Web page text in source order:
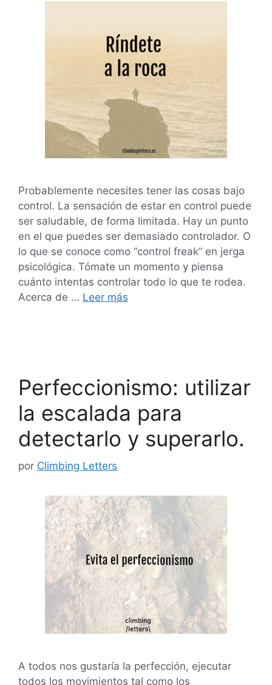
Probablemente necesites tener las cosas bajo
control. La sensación de estar en control puede
ser saludable, de forma limitada. Hay un punto
en el que puedes ser demasiado controlador. O
lo que se conoce como “control freak” en jerga
psicológica. Tómate un momento y piensa
cuánto intentas controlar todo lo que te rodea.
Acerca de … Leer más
Perfeccionismo: utilizar
la escalada para
detectarlo y superarlo.
por Climbing Letters
A todos nos gustaría la perfección, ejecutar
todos los movimientos tal como los